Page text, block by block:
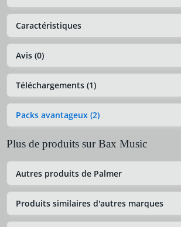
Caractéristiques
Avis (0)
Téléchargements (1)
Packs avantageux (2)
Plus de produits sur Bax Music
Autres produits de Palmer
Produits similaires d'autres marques